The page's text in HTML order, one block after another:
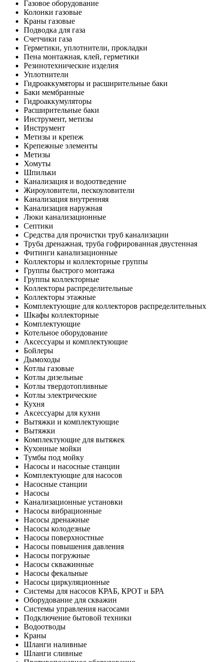
Газовое оборудование
Колонки газовые
Краны газовые
Подводка для газа
Счетчики газа
Герметики, уплотнители, прокладки
Пена монтажная, клей, герметики
Резинотехнические изделия
Уплотнители
Гидроаккумяторы и расширительные баки
Баки мембранные
Гидроаккумуляторы
Расширительные баки
Инструмент, метизы
Инструмент
Метизы и крепеж
Крепежные элементы
Метизы
Хомуты
Шпильки
Канализация и водоотведение
Жироуловители, пескоуловители
Канализация внутренняя
Канализация наружная
Люки канализационные
Септики
Средства для прочистки труб канализации
Труба дренажная, труба гофрированная двустенная
Фитинги канализационные
Коллекторы и коллекторные группы
Группы быстрого монтажа
Группы коллекторные
Коллекторы распределительные
Коллекторы этажные
Комплектующие для коллекторов распределительных
Шкафы коллекторные
Комплектующие
Котельное оборудование
Аксессуары и комплектующие
Бойлеры
Дымоходы
Котлы газовые
Котлы дизельные
Котлы твердотопливные
Котлы электрические
Кухня
Аксессуары для кухни
Вытяжки и комплектующие
Вытяжки
Комплектующие для вытяжек
Кухонные мойки
Тумбы под мойку
Насосы и насосные станции
Комплектующие для насосов
Насосные станции
Насосы
Канализационные установки
Насосы вибрационные
Насосы дренажные
Насосы колодезные
Насосы поверхностные
Насосы повышения давления
Насосы погружные
Насосы скважинные
Насосы фекальные
Насосы циркуляционные
Системы для насосов КРАБ, КРОТ и БРА
Оборудование для скважин
Системы управления насосами
Подключение бытовой техники
Водоотводы
Краны
Шланги наливные
Шланги сливные